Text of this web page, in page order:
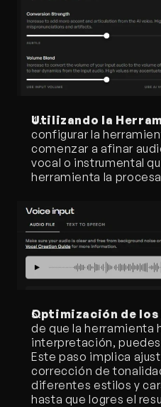
Utilizando la
configurar la
comenzar a afinar
vocal o instrumental
herramienta la
Optimización de los
de que la herramienta
interpretación,
Este paso implica
corrección de
diferentes estilos y
hasta que logres el